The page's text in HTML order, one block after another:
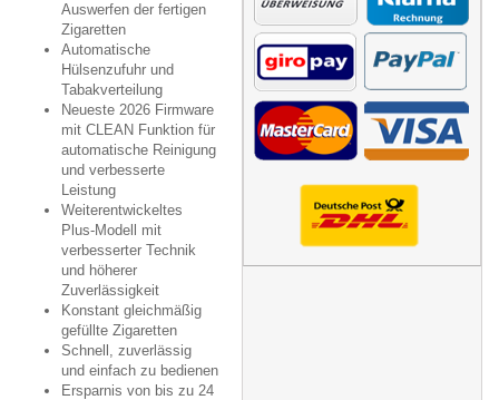
Auswerfen der fertigen
Zigaretten
Automatische
Hülsenzufuhr und
Tabakverteilung
Neueste 2026 Firmware
mit CLEAN Funktion für
automatische Reinigung
und verbesserte
Leistung
Weiterentwickeltes
Plus-Modell mit
verbesserter Technik
und höherer
Zuverlässigkeit
Konstant gleichmäßig
gefüllte Zigaretten
Schnell, zuverlässig
und einfach zu bedienen
Ersparnis von bis zu 24